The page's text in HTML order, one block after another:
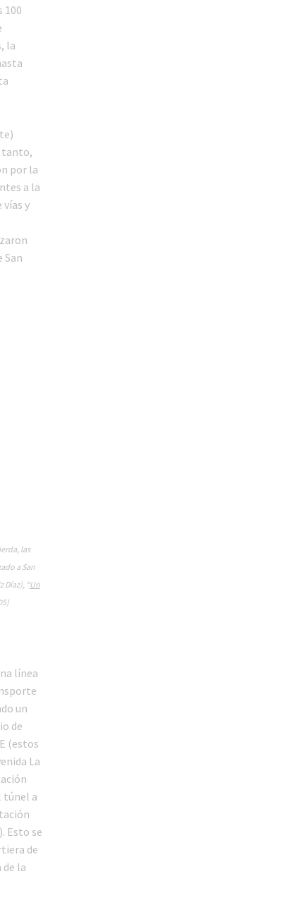
100
la
tanto,
por la
a la
y
San
las
a San
Díaz), “Un
línea
un
de
(estos
La
túnel a
Esto se
de
la